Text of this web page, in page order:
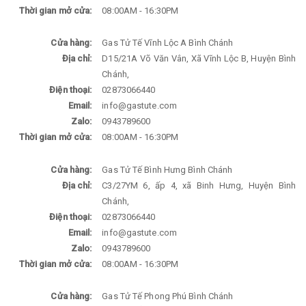
Thời gian mở cửa: 08:00AM - 16:30PM
Cửa hàng:
Gas Tử Tế Vĩnh Lộc A Bình Chánh
Địa chỉ:
D15/21A Võ Văn Vân, Xã Vĩnh Lộc B, Huyện Bình
Chánh,
Điện thoại:
02873066440
Email:
info@gastute.com
Zalo:
0943789600
Thời gian mở cửa:
08:00AM - 16:30PM
Cửa hàng:
Gas Tử Tế Bình Hưng Bình Chánh
Địa chỉ:
C3/27YM 6, ấp 4, xã Binh Hưng, Huyện Bình
Chánh,
Điện thoại:
02873066440
Email:
info@gastute.com
Zalo:
0943789600
Thời gian mở cửa:
08:00AM - 16:30PM
Cửa hàng:
Gas Tử Tế Phong Phú Bình Chánh